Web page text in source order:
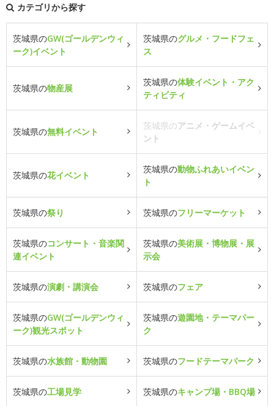
カテゴリから探す
茨城県のGW(ゴールデンウィ
ーク)イベント
茨城県のグルメ・フードフェ
ス
茨城県の物産展
茨城県の体験イベント・アク
ティビティ
茨城県の無料イベント
茨城県のアニメ・ゲームイベ
ント
茨城県の花イベント
茨城県の動物ふれあいイベン
ト
茨城県の祭り 茨城県のフリーマーケット
茨城県のコンサート・音楽関
連イベント
茨城県の美術展・博物展・展
示会
茨城県の演劇・講演会 茨城県のフェア
茨城県のGW(ゴールデンウィ
ーク)観光スポット
茨城県の遊園地・テーマパー
ク
茨城県の水族館・動物園 茨城県のフードテーマパーク
茨城県の工場見学 茨城県のキャンプ場・BBQ場